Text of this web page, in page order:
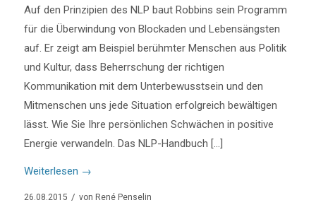
Auf den Prinzipien des NLP baut Robbins sein Programm
für die Überwindung von Blockaden und Lebensängsten
auf. Er zeigt am Beispiel berühmter Menschen aus Politik
und Kultur, dass Beherrschung der richtigen
Kommunikation mit dem Unterbewusstsein und den
Mitmenschen uns jede Situation erfolgreich bewältigen
lässt. Wie Sie Ihre persönlichen Schwächen in positive
Energie verwandeln. Das NLP-Handbuch […]
Weiterlesen →
26.08.2015 / von René Penselin